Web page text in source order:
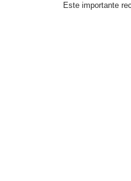
Este importante